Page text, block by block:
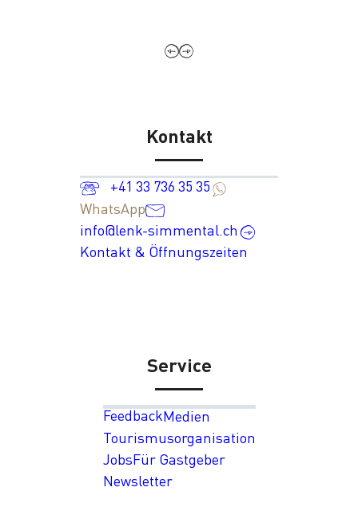
Kontakt
+41 33 736 35 35
WhatsApp
info@lenk-simmental.ch
Kontakt & Öffnungszeiten
Service
FeedbackMedien
Tourismusorganisation
JobsFür Gastgeber
Newsletter